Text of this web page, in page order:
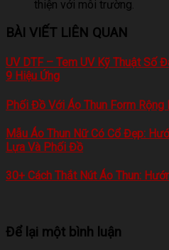
thiện với môi trường.
BÀI VIẾT LIÊN QUAN
UV DTF – Tem UV Kỹ Thuật Số
9 Hiệu Ứng
Phối Đồ Với Áo Thun Form
Mẫu Áo Thun Nữ Có Cổ Đẹp:
Lựa Và Phối Đồ
30+ Cách Thắt Nút Áo Thun:
Để lại một bình luận